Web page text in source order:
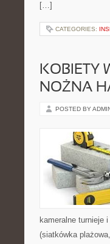
[…]
CATEGORIES:
KOBIETY
NOŻNA
POSTED BY
kameralne turnieje
(siatkówka